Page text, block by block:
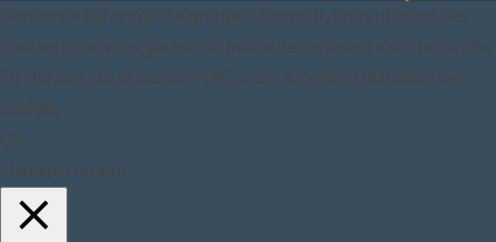
Bienvenue sur notre site groupe-rdimmo.fr, nous utilisons des
cookies pour vous garantir la meilleure expérience sur notre site.
En cliquant sur le bouton “OK”, vous acceptez l'utilisation des
cookies.
OK
Manage consent